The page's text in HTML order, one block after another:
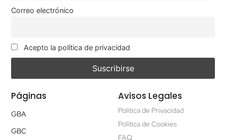
Correo electrónico
Acepto la política de privacidad
Páginas
GBA
GBC
Avisos Legales
Política de Privacidad
Política de Cookies
FAQ